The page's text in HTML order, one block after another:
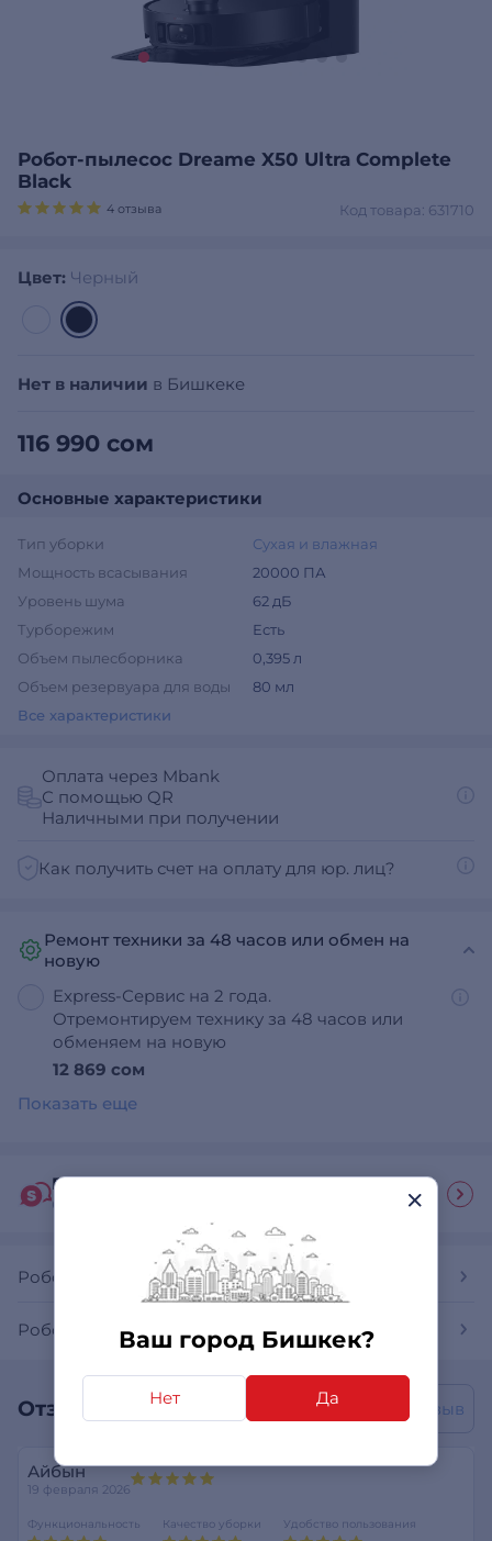
Ваш город Бишкек?
Нет Да
Робот-пылесос Dreame X50 Ultra Complete
Black
Код товара: 631710
4 отзыва
Цвет: Черный
Нет в наличии в Бишкеке
116 990 сом
Основные характеристики
Тип уборки
Сухая и влажная
Мощность всасывания
20000 ПА
Уровень шума
62 дБ
Турборежим
Есть
Объем пылесборника
0,395 л
Объем резервуара для воды
80 мл
Все характеристики
Оплата через Mbank
С помощью QR
Наличными при получении
Как получить счет на оплату для юр. лиц?
Ремонт техники за 48 часов или обмен на
новую
Express-Сервис на 2 года.
Отремонтируем технику за 48 часов или
обменяем на новую
12 869 сом
Показать еще
Гид покупателя
Ответы на часто задаваемые вопросы
Роботы-пылесосы
Роботы-пылесосы Dreame
Отзывы покупателей Написать отзыв
Айбын
19 февраля 2026
Функциональность Качество уборки Удобство пользования